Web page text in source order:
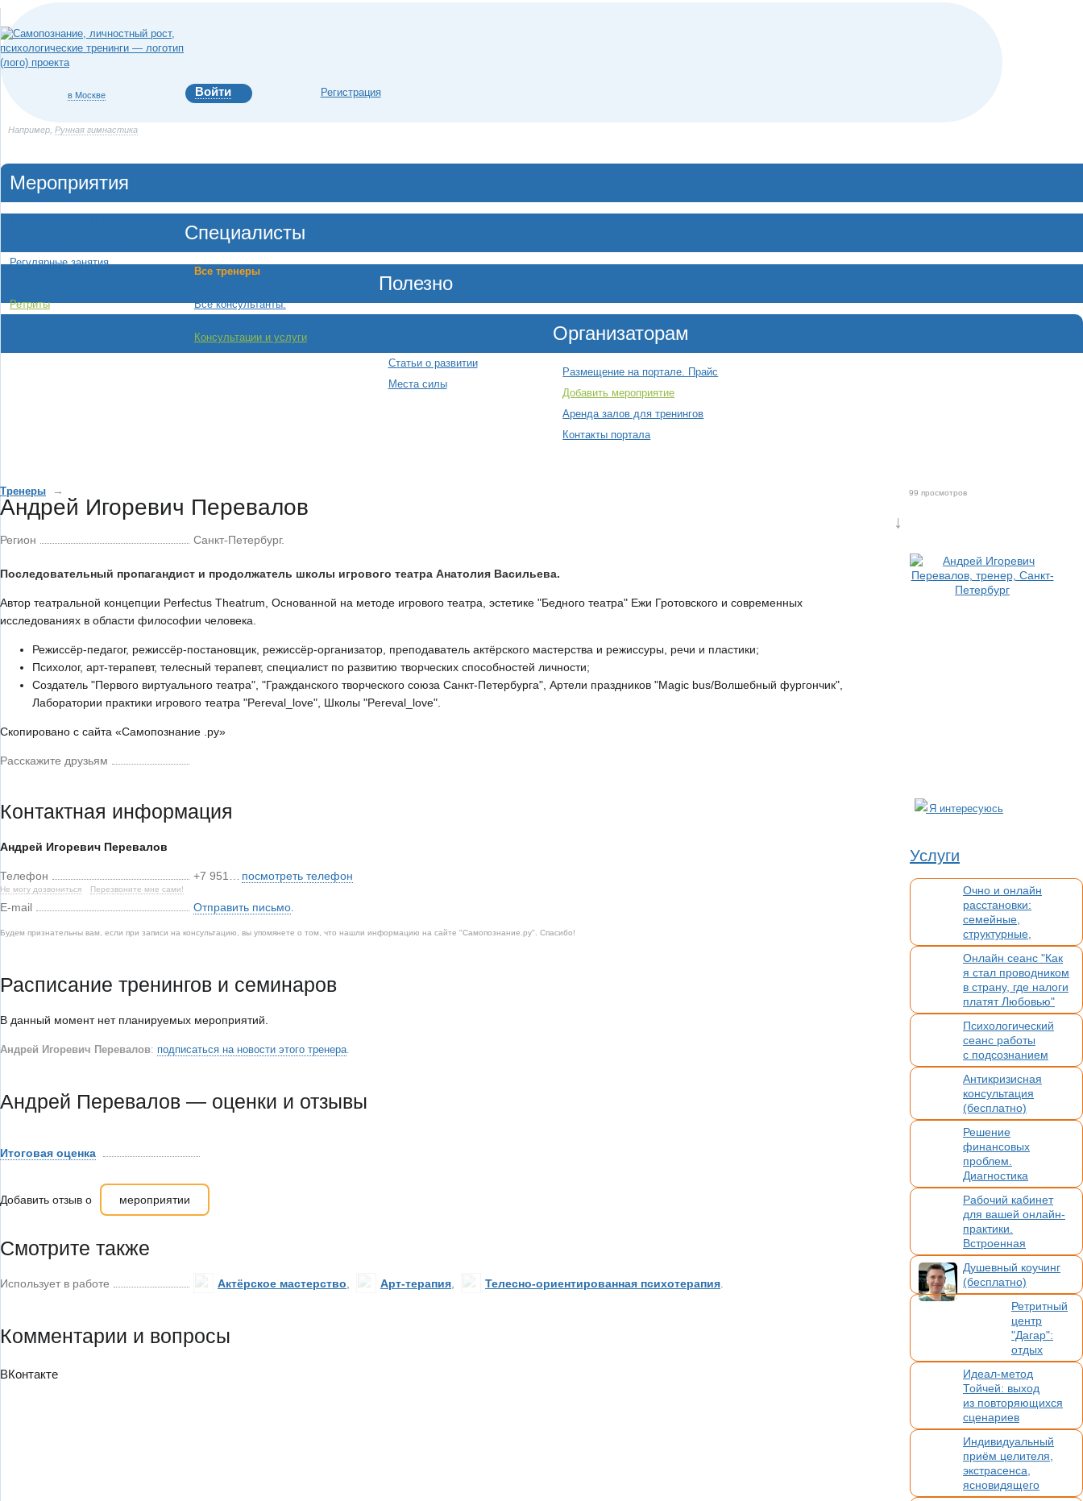
в Москве
Например, Рунная гимнастика
Войти Регистрация
Мероприятия
Регулярные занятия
Ретриты
Специалисты
Все тренеры
Все консультанты:
от психолога до астролога
Консультации и услуги
Полезно
Статьи о развитии
Места силы
Организаторам
Размещение на портале. Прайс
Добавить мероприятие
Аренда залов для тренингов
Контакты портала
↓
Я интересуюсь
Услуги
Очно и онлайн
расстановки:
семейные,
структурные,
организационные,
духовные,
кармические
Онлайн сеанс "Как
я стал проводником
в страну, где налоги
платят Любовью"
Психологический
сеанс работы
с подсознанием
Антикризисная
консультация
(бесплатно)
Решение
финансовых
проблем.
Диагностика
и точный анализ
любой ситуации
Рабочий кабинет
для вашей онлайн-
практики.
Встроенная
видеосвязь,
бронирование,
платежи. Без
конкуренции
Душевный коучинг
(бесплатно)
Ретритный
центр
"Дагар":
отдых
в гармонии
с природой
Алтая.
Помощь
в организац
ии вашего
мероприят
ия
Идеал-метод
Тойчей: выход
из повторяющихся
сценариев
Индивидуальный
приём целителя,
экстрасенса,
ясновидящего
Тренеры →
Андрей Игоревич Перевалов
99 просмотров
Регион Санкт-Петербург.
Последовательный пропагандист и продолжатель школы игрового театра Анатолия Васильева.
Автор театральной концепции Perfectus Theatrum, Основанной на методе игрового театра, эстетике "Бедного театра" Ежи Гротовского и современных
исследованиях в области философии человека.
Режиссёр-педагог, режиссёр-постановщик, режиссёр-организатор, преподаватель актёрского мастерства и режиссуры, речи и пластики;
Психолог, арт-терапевт, телесный терапевт, специалист по развитию творческих способностей личности;
Создатель "Первого виртуального театра", "Гражданского творческого союза Санкт-Петербурга", Артели праздников "Magic bus/Волшебный фургончик",
Лаборатории практики игрового театра "Pereval_love", Школы "Pereval_love".
Скопировано с сайта «Самопознание .ру»
Расскажите друзьям
Контактная информация
Андрей Игоревич Перевалов
Телефон
Не могу дозвониться Перезвоните мне сами!
+7 951… посмотреть телефон
E-mail Отправить письмо
Будем признательны вам, если при записи на консультацию, вы упомянете о том, что нашли информацию на сайте "Самопознание.ру". Спасибо!
Расписание тренингов и семинаров
В данный момент нет планируемых мероприятий.
Андрей Игоревич Перевалов: подписаться на новости этого тренера
Андрей Перевалов — оценки и отзывы
Итоговая оценка
Добавить отзыв о мероприятии
Смотрите также
Использует в работе Актёрское мастерство Арт-терапия Телесно-ориентированная психотерапия
Комментарии и вопросы
ВКонтакте